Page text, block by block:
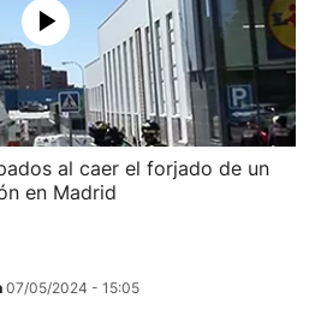
al caer el forjado de un
en Madrid
07/05/2024 - 15:05